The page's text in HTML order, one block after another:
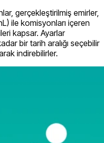
gerçekleştirilmiş emirler,
ile komisyonları içeren
kapsar. Ayarlar
bir tarih aralığı seçebilir
indirebilirler.